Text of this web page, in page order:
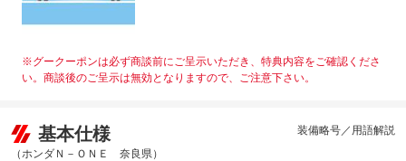
※グークーポンは必ず商談前にご呈示いただき、特典内容をご確認くださ
い。商談後のご呈示は無効となりますので、ご注意下さい。
基本仕様
（ホンダＮ－ＯＮＥ 奈良県）
装備略号／用語解説